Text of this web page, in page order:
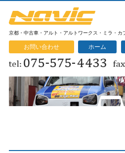
京都・中古車・アルト・アルトワークス・ミラ・
お問い合わせ ホーム